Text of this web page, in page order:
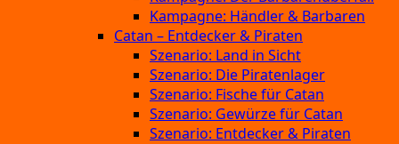
Kampagne: Händler & Barbaren
Catan – Entdecker & Piraten
Szenario: Land in Sicht
Szenario: Die Piratenlager
Szenario: Fische für Catan
Szenario: Gewürze für Catan
Szenario: Entdecker & Piraten